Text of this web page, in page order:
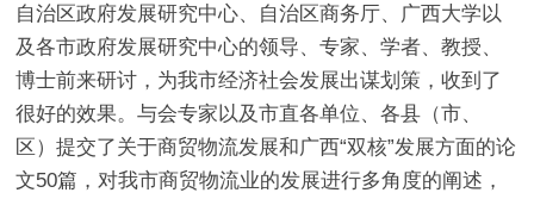
自治区政府发展研究中心、自治区商务厅、广西大学以
及各市政府发展研究中心的领导、专家、学者、教授、
博士前来研讨，为我市经济社会发展出谋划策，收到了
很好的效果。与会专家以及市直各单位、各县（市、
区）提交了关于商贸物流发展和广西“双核”发展方面的论
文50篇，对我市商贸物流业的发展进行多角度的阐述，